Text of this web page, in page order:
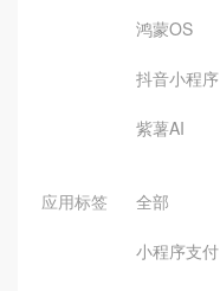
鸿蒙OS
抖音小程序
紫薯AI
应用标签 全部
小程序支付